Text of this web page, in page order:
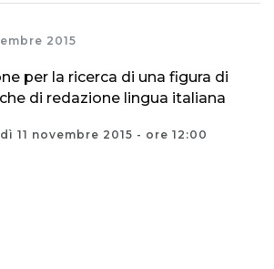
2015
per la ricerca di una figura di
di redazione lingua italiana
11 novembre 2015 - ore 12:00